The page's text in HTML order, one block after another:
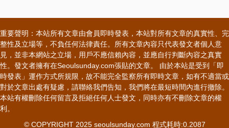
重要聲明：本站所有文章由會員即時發表，本站對所有文章的真實性、完
整性及立場等，不負任何法律責任。所有文章內容只代表發文者個人意
見，並非本網站之立場，用戶不應信賴內容，並應自行判斷內容之真實
性。發文者擁有在Seoulsunday.com張貼的文章。 由於本站是受到「即
時發表」運作方式所規限，故不能完全監察所有即時文章，如有不適當或
對於文章出處有疑慮，請聯絡我們告知，我們將在最短時間內進行撤除。
本站有權刪除任何留言及拒絕任何人士發文，同時亦有不刪除文章的權
利。
© COPYRIGHT 2025 seoulsunday.com 程式耗時:0.2087